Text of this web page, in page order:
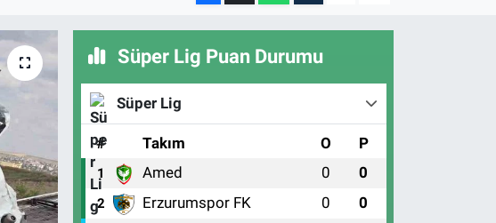
Süper Lig Puan Durumu
Süper Lig
# Takım O P
1 Amed 0 0
2 Erzurumspor FK 0 0